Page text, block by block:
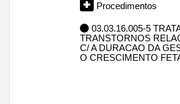
Procedimentos
03.03.16.005-5
TRANSTORNOS
C/ A DURACAO DA
O CRESCIMENTO